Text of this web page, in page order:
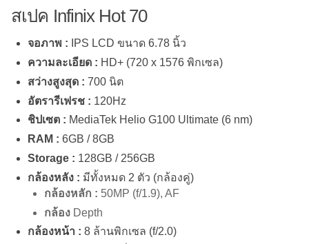
สเปค Infinix Hot 70
จอภาพ : IPS LCD ขนาด 6.78 นิ้ว
ความละเอียด : HD+ (720 x 1576 พิกเซล)
สว่างสูงสุด : 700 นิต
อัตรารีเฟรช : 120Hz
ชิปเซต : MediaTek Helio G100 Ultimate (6 nm)
RAM : 6GB / 8GB
Storage : 128GB / 256GB
กล้องหลัง : มีทั้งหมด 2 ตัว (กล้องคู่)
กล้องหลัก : 50MP (f/1.9), AF
กล้อง Depth
กล้องหน้า : 8 ล้านพิกเซล (f/2.0)